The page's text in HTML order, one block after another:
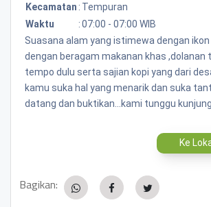
Kecamatan : Tempuran
Waktu
:07:00 - 07:00 WIB
Suasana alam yang istimewa dengan
dengan beragam makanan khas ,dolanan
tempo dulu serta sajian kopi yang dari
kamu suka hal yang menarik dan suka
datang dan buktikan...kami tunggu
Ke
Bagikan: